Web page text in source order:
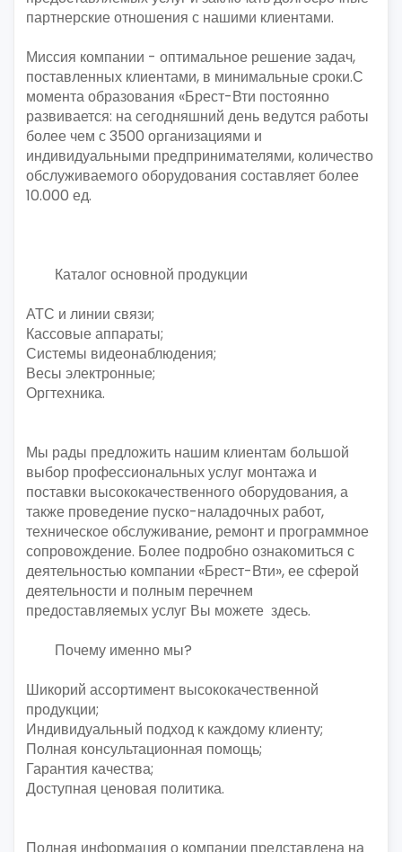
партнерские отношения с нашими клиентами.
Миссия компании - оптимальное решение задач,
поставленных клиентами, в минимальные сроки.С
момента образования «Брест-Вти постоянно
развивается: на сегодняшний день ведутся работы
более чем с 3500 организациями и
индивидуальными предпринимателями, количество
обслуживаемого оборудования составляет более
10.000 ед.
Каталог основной продукции
АТС и линии связи;
Кассовые аппараты;
Системы видеонаблюдения;
Весы электронные;
Оргтехника.
Мы рады предложить нашим клиентам большой
выбор профессиональных услуг монтажа и
поставки высококачественного оборудования, а
также проведение пуско-наладочных работ,
техническое обслуживание, ремонт и программное
сопровождение. Более подробно ознакомиться с
деятельностью компании «Брест-Вти», ее сферой
деятельности и полным перечнем
предоставляемых услуг Вы можете здесь.
Почему именно мы?
Шикорий ассортимент высококачественной
продукции;
Индивидуальный подход к каждому клиенту;
Полная консультационная помощь;
Гарантия качества;
Доступная ценовая политика.